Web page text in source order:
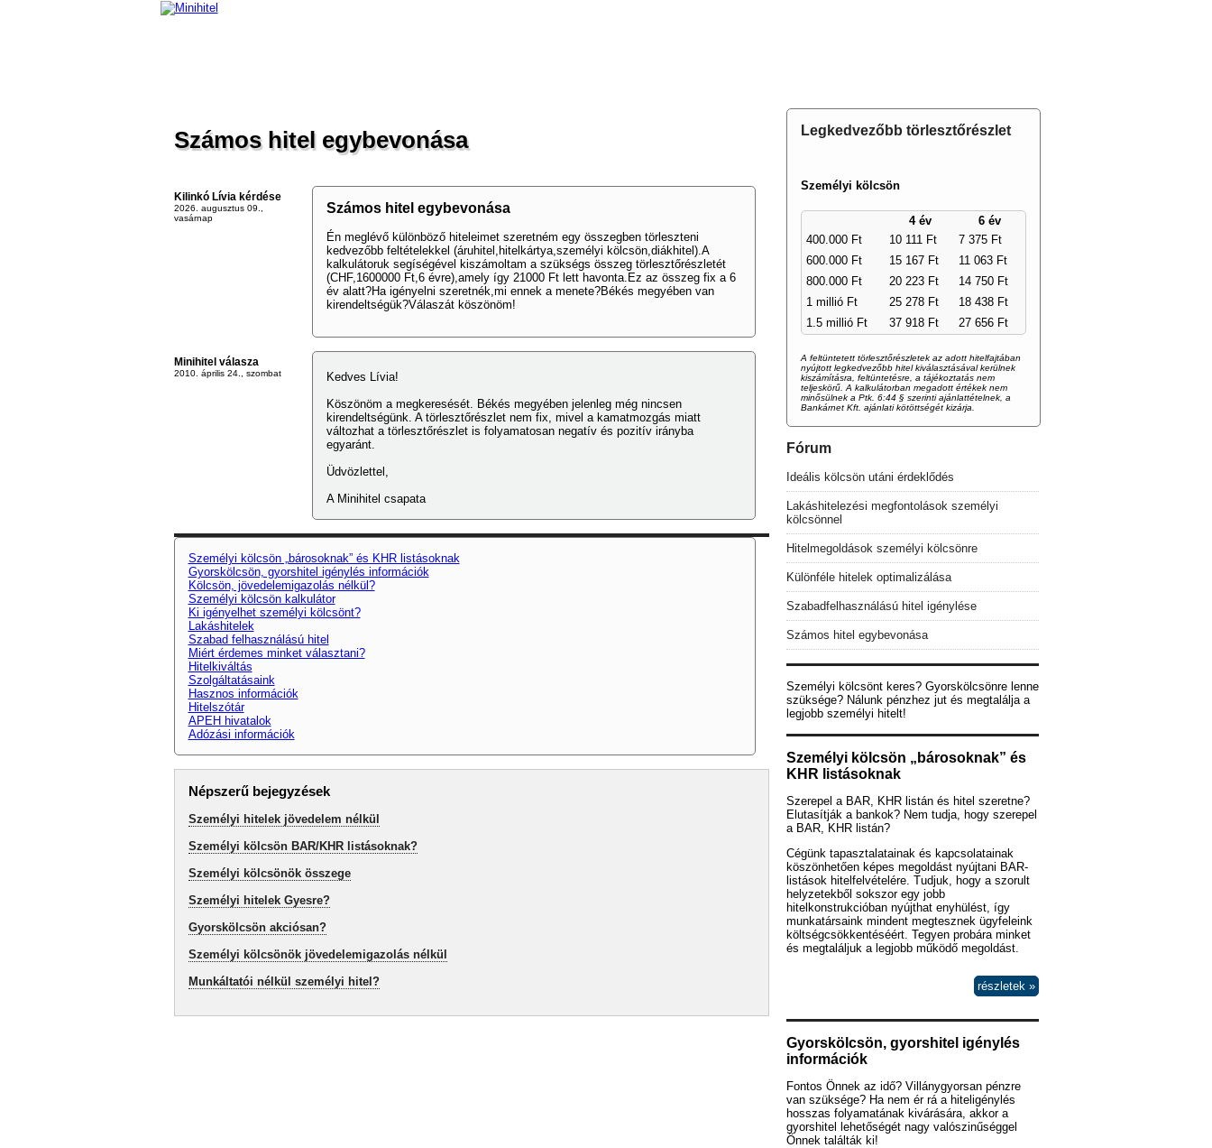
Számos hitel egybevonása
Kilinkó Lívia kérdése
2026. augusztus 09.,
vasárnap
Számos hitel egybevonása
Én meglévő különböző hiteleimet szeretném egy összegben törleszteni
kedvezőbb feltételekkel (áruhitel,hitelkártya,személyi kölcsön,diákhitel).A
kalkulátoruk segíségével kiszámoltam a szükségs összeg törlesztőrészletét
(CHF,1600000 Ft,6 évre),amely így 21000 Ft lett havonta.Ez az összeg fix a 6
év alatt?Ha igényelni szeretnék,mi ennek a menete?Békés megyében van
kirendeltségük?Válaszát köszönöm!
Minihitel válasza
2010. április 24., szombat
Kedves Lívia!
Köszönöm a megkeresését. Békés megyében jelenleg még nincsen
kirendeltségünk. A törlesztőrészlet nem fix, mivel a kamatmozgás miatt
változhat a törlesztőrészlet is folyamatosan negatív és pozitív irányba
egyaránt.
Üdvözlettel,
A Minihitel csapata
Személyi kölcsön „bárosoknak” és KHR listásoknak
Gyorskölcsön, gyorshitel igénylés információk
Kölcsön, jövedelemigazolás nélkül?
Személyi kölcsön kalkulátor
Ki igényelhet személyi kölcsönt?
Lakáshitelek
Szabad felhasználású hitel
Miért érdemes minket választani?
Hitelkiváltás
Szolgáltatásaink
Hasznos információk
Hitelszótár
APEH hivatalok
Adózási információk
Népszerű bejegyzések
Személyi hitelek jövedelem nélkül
Személyi kölcsön BAR/KHR listásoknak?
Személyi kölcsönök összege
Személyi hitelek Gyesre?
Gyorskölcsön akciósan?
Személyi kölcsönök jövedelemigazolás nélkül
Munkáltatói nélkül személyi hitel?
Legkedvezőbb törlesztőrészlet
Személyi kölcsön
4 év
6 év
400.000 Ft
10 111 Ft
7 375 Ft
600.000 Ft
15 167 Ft
11 063 Ft
800.000 Ft
20 223 Ft
14 750 Ft
1 millió Ft
25 278 Ft
18 438 Ft
1.5 millió Ft
37 918 Ft 27 656 Ft
A feltüntetett törlesztőrészletek az adott hitelfajtában
nyújtott legkedvezőbb hitel kiválasztásával kerülnek
kiszámításra, feltüntetésre, a tájékoztatás nem
teljeskörű. A kalkulátorban megadott értékek nem
minősülnek a Ptk. 6:44 § szerinti ajánlattételnek, a
Bankárnet Kft. ajánlati kötöttségét kizárja.
Fórum
Ideális kölcsön utáni érdeklődés
Lakáshitelezési megfontolások személyi
kölcsönnel
Hitelmegoldások személyi kölcsönre
Különféle hitelek optimalizálása
Szabadfelhasználású hitel igénylése
Számos hitel egybevonása
Személyi kölcsönt keres? Gyorskölcsönre lenne
szüksége? Nálunk pénzhez jut és megtalálja a
legjobb személyi hitelt!
Személyi kölcsön „bárosoknak” és
KHR listásoknak
Szerepel a BAR, KHR listán és hitel szeretne?
Elutasítják a bankok? Nem tudja, hogy szerepel
a BAR, KHR listán?
Cégünk tapasztalatainak és kapcsolatainak
köszönhetően képes megoldást nyújtani BAR-
listások hitelfelvételére. Tudjuk, hogy a szorult
helyzetekből sokszor egy jobb
hitelkonstrukcióban nyújthat enyhülést, így
munkatársaink mindent megtesznek ügyfeleink
költségcsökkentéséért. Tegyen probára minket
és megtaláljuk a legjobb működő megoldást.
részletek »
Gyorskölcsön, gyorshitel igénylés
információk
Fontos Önnek az idő? Villánygyorsan pénzre
van szüksége? Ha nem ér rá a hiteligénylés
hosszas folyamatának kivárására, akkor a
gyorshitel lehetőségét nagy valószinűséggel
Önnek találták ki!